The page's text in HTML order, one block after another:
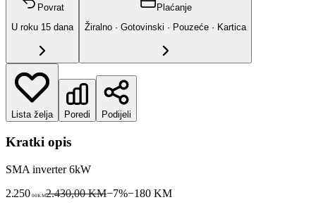
Povrat
U roku 15 dana
Plaćanje
Žiralno · Gotovinski · Pouzeće · Kartica
Lista želja Poredi Podijeli
Kratki opis
SMA inverter 6kW
2.250 00KM2.430,00 KM−7%−180KM